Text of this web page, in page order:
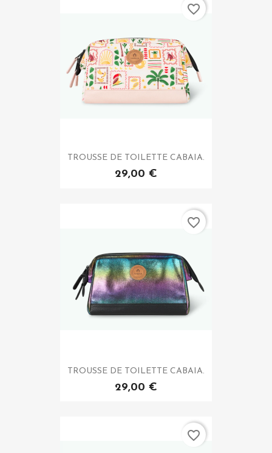
TROUSSE DE TOILETTE CABAIA.
29,00 €
favorite_border
TROUSSE DE TOILETTE CABAIA.
29,00 €
favorite_border
favorite_border